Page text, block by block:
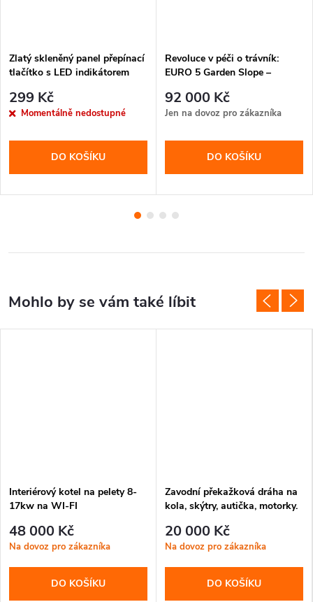
Zlatý skleněný panel přepínací
tlačítko s LED indikátorem
299 Kč
Momentálně nedostupné
DO KOŠÍKU
Revoluce v péči o trávník:
EURO 5 Garden Slope –
na dálkové ovládání
92 000 Kč
Jen na dovoz pro zákazníka
DO KOŠÍKU
Interiérový kotel na pelety 8-
17kw na WI-FI
48 000 Kč
Na dovoz pro zákazníka
DO KOŠÍKU
Zavodní překažková dráha na
kola, skýtry, autička, motorky.
20 000 Kč
Na dovoz pro zákazníka
DO KOŠÍKU